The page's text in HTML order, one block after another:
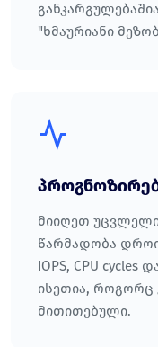
"ხმაურიანი
მიიღეთ
წარმადობა
IOPS, CPU
ისეთია, როგორც
მითითებული.